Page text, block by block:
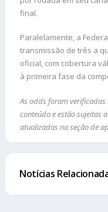
final.
Paralelamente, a
transmissão de três a
oficial, com cobertura
à primeira fase da
As odds foram
conteúdo e estão sujeitas
atualizadas na seção de
Notícias